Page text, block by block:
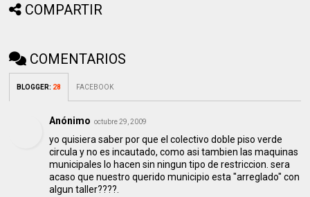
COMPARTIR
COMENTARIOS
BLOGGER: 28 FACEBOOK
Anónimo octubre 29, 2009
yo quisiera saber por que el colectivo doble piso verde
circula y no es incautado, como asi tambien las maquinas
municipales lo hacen sin ningun tipo de restriccion. sera
acaso que nuestro querido municipio esta "arreglado" con
algun taller????.